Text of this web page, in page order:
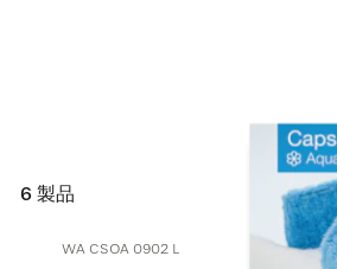
6 製品
WA CSOA 0902 L